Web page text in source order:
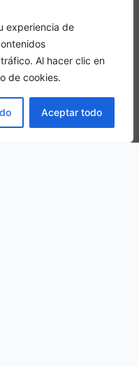
experiencia de
Al hacer clic en
de cookies.
Aceptar todo
nella stessa stanza
PRENOTA